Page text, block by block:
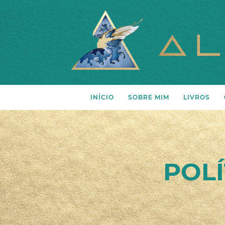
INÍCIO SOBRE MIM
Projeto
Autora
Processo pelo qual
Vídeos
LIVROS
Livros
Ebooks